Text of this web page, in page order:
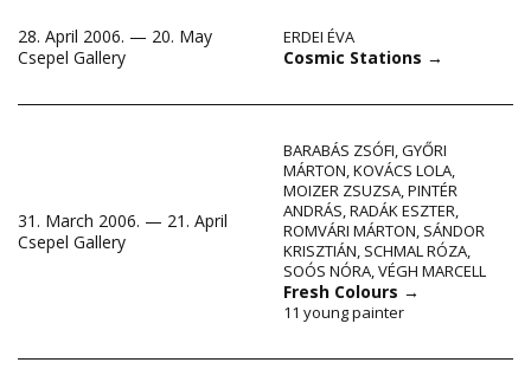
28. April 2006. — 20. May
Csepel Gallery
ERDEI ÉVA
Cosmic Stations →
31. March 2006. — 21. April
Csepel Gallery
BARABÁS ZSÓFI,GYŐRI
MÁRTON,KOVÁCS LOLA,
MOIZER ZSUZSA,PINTÉR
ANDRÁS,RADÁK ESZTER,
ROMVÁRI MÁRTON, SÁNDOR
KRISZTIÁN, SCHMAL RÓZA,
SOÓS NÓRA,VÉGH MARCELL
Fresh Colours →
11 young painter